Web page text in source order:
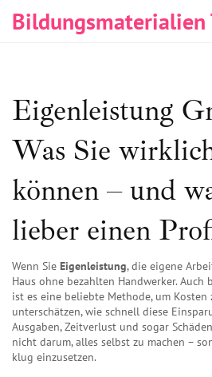
Eigenleistung
Was Sie
können – und
lieber einen
Wenn Sie Eigenleistung,die eigene
Haus ohne bezahlten Handwerker. Auch
ist es eine beliebte Methode, um Kosten
unterschätzen, wie schnell diese
Ausgaben, Zeitverlust und sogar
nicht darum, alles selbst zu machen –
klug einzusetzen.